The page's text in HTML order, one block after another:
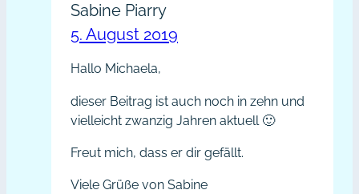
Sabine Piarry
5. August 2019
Hallo Michaela,
dieser Beitrag ist auch noch in zehn und
vielleicht zwanzig Jahren aktuell 🙂
Freut mich, dass er dir gefällt.
Viele Grüße von Sabine